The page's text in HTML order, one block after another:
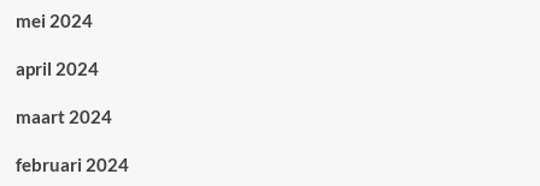
mei 2024
april 2024
maart 2024
februari 2024